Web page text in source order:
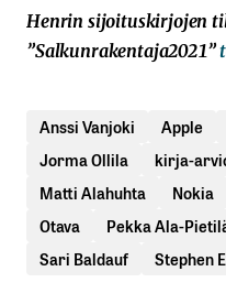
Henrin sijoituskirjojen
”Salkunrakentaja2021”
Anssi Vanjoki Apple
Jorma Ollila
kirja-
Matti Alahuhta
Nokia
Otava
Pekka Ala-
Sari Baldauf
Stephen